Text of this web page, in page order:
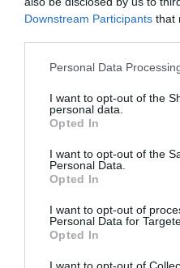
Downstream Participants that
Please note that this
not limited to your visit or
grant or deny consent to
use your data for below
consent section.
Personal Data
I want to opt-out of the
personal data.
Opted In
I want to opt-out of the
Personal Data.
Opted In
I want to opt-out of
Personal Data for
Opted In
I want to opt-out of
Τεχνολογίες
Ψηφιακή
Image Processing).
3D & 4D
4D περιέχει και
Συμπίεση
Γράφοι Γνώσης
Ασφάλεια
(Data Security,